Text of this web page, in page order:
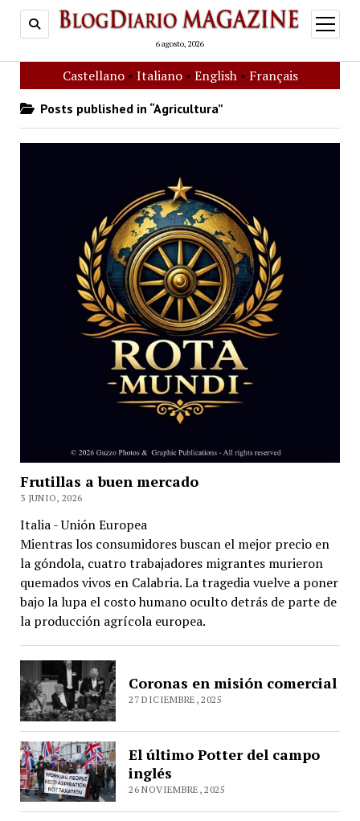
6 agosto, 2026
open
menu
Castellano• Italiano• English• Français
Posts published in “Agricultura”
Frutillas a buen mercado
3 JUNIO, 2026
Italia - Unión Europea
Mientras los consumidores buscan el mejor precio en
la góndola, cuatro trabajadores migrantes murieron
quemados vivos en Calabria. La tragedia vuelve a poner
bajo la lupa el costo humano oculto detrás de parte de
la producción agrícola europea.
Coronas en misión comercial
27 DICIEMBRE, 2025
El último Potter del campo
inglés
26 NOVIEMBRE, 2025